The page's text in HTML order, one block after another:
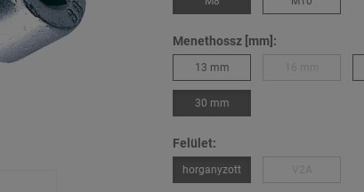
Menethossz [mm]:
13 mm
30 mm
Felület:
horganyzott